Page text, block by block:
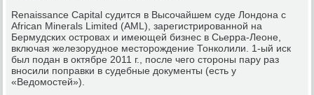
Renaissance Capital судится в Высочайшем суде Лондона с
African Minerals Limited (AML), зарегистрированной на
Бермудских островах и имеющей бизнес в Сьерра-Леоне,
включая железорудное месторождение Тонколили. 1-ый иск
был подан в октябре 2011 г., после чего стороны пару раз
вносили поправки в судебные документы (есть у
«Ведомостей»).